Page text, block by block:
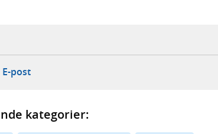
webbplats,webbplats,
i ny flik, extern webbplats,
E-post- öppnar din e-postklient,
kategorier: